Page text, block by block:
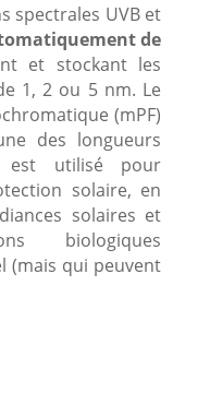
spectrales UVB et
de
et stockant les
1, 2 ou 5 nm. Le
(mPF)
des longueurs
est utilisé pour
solaire, en
solaires et
biologiques
(mais qui peuvent